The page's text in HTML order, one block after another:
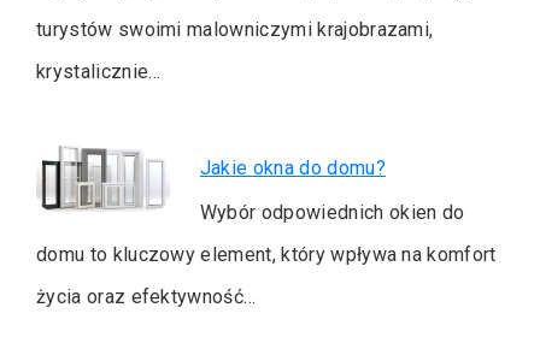
turystów swoimi malowniczymi krajobrazami,
krystalicznie…
Jakie okna do domu?
Wybór odpowiednich okien do
domu to kluczowy element, który wpływa na komfort
życia oraz efektywność…